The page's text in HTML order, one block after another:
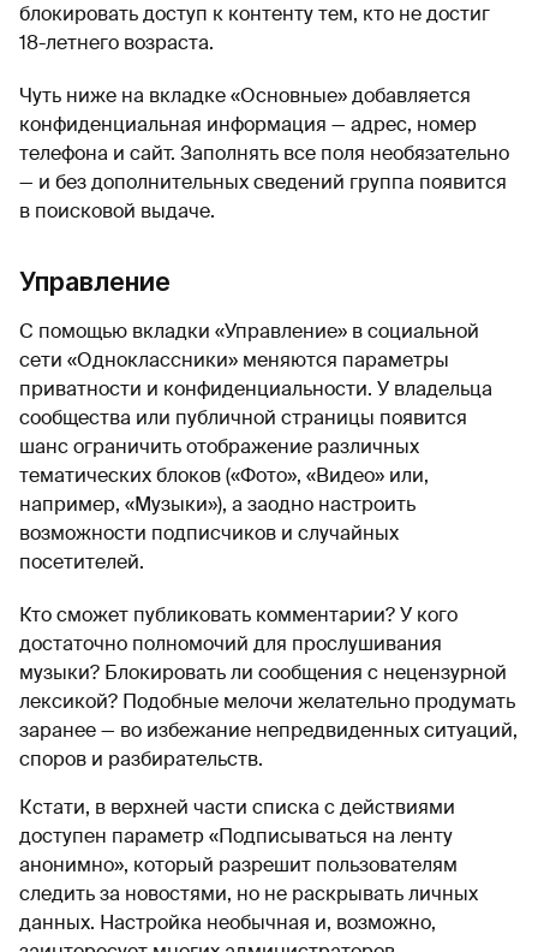
блокировать доступ к контенту тем, кто не достиг
18-летнего возраста.
Чуть ниже на вкладке «Основные» добавляется
конфиденциальная информация — адрес, номер
телефона и сайт. Заполнять все поля необязательно
— и без дополнительных сведений группа появится
в поисковой выдаче.
Управление
С помощью вкладки «Управление» в социальной
сети «Одноклассники» меняются параметры
приватности и конфиденциальности. У владельца
сообщества или публичной страницы появится
шанс ограничить отображение различных
тематических блоков («Фото», «Видео» или,
например, «Музыки»), а заодно настроить
возможности подписчиков и случайных
посетителей.
Кто сможет публиковать комментарии? У кого
достаточно полномочий для прослушивания
музыки? Блокировать ли сообщения с нецензурной
лексикой? Подобные мелочи желательно продумать
заранее — во избежание непредвиденных ситуаций,
споров и разбирательств.
Кстати, в верхней части списка с действиями
доступен параметр «Подписываться на ленту
анонимно», который разрешит пользователям
следить за новостями, но не раскрывать личных
данных. Настройка необычная и, возможно,